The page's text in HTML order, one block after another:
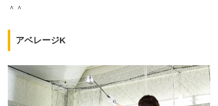
＾＾
アベレージK